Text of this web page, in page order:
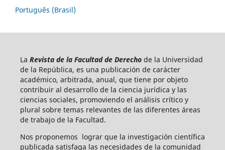
Português (Brasil)
La Revista de la Facultad de Derecho de la Universidad
de la República, es una publicación de carácter
académico, arbitrada, anual, que tiene por objeto
contribuir al desarrollo de la ciencia jurídica y las
ciencias sociales, promoviendo el análisis crítico y
plural sobre temas relevantes de las diferentes áreas
de trabajo de la Facultad.
Nos proponemos lograr que la investigación científica
publicada satisfaga las necesidades de la comunidad